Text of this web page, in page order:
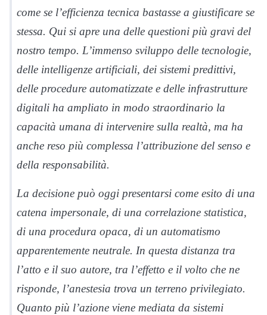
come se l’efficienza tecnica bastasse a giustificare se
stessa. Qui si apre una delle questioni più gravi del
nostro tempo. L’immenso sviluppo delle tecnologie,
delle intelligenze artificiali, dei sistemi predittivi,
delle procedure automatizzate e delle infrastrutture
digitali ha ampliato in modo straordinario la
capacità umana di intervenire sulla realtà, ma ha
anche reso più complessa l’attribuzione del senso e
della responsabilità.
La decisione può oggi presentarsi come esito di una
catena impersonale, di una correlazione statistica,
di una procedura opaca, di un automatismo
apparentemente neutrale. In questa distanza tra
l’atto e il suo autore, tra l’effetto e il volto che ne
risponde, l’anestesia trova un terreno privilegiato.
Quanto più l’azione viene mediata da sistemi